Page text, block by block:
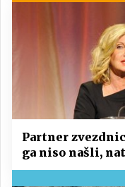
Partner
ga niso našli,